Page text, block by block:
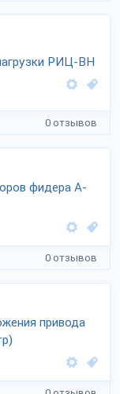
РИЦ-ВН
0 отзывов
фидера А-
0 отзывов
привода